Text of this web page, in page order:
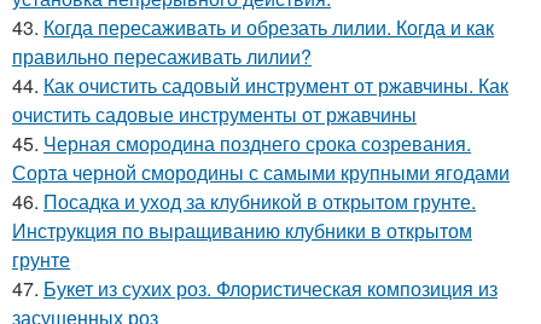
43. Когда пересаживать и обрезать лилии. Когда и как
правильно пересаживать лилии?
44. Как очистить садовый инструмент от ржавчины. Как
очистить садовые инструменты от ржавчины
45. Черная смородина позднего срока созревания.
Сорта черной смородины с самыми крупными ягодами
46. Посадка и уход за клубникой в открытом грунте.
Инструкция по выращиванию клубники в открытом
грунте
47. Букет из сухих роз. Флористическая композиция из
засушенных роз